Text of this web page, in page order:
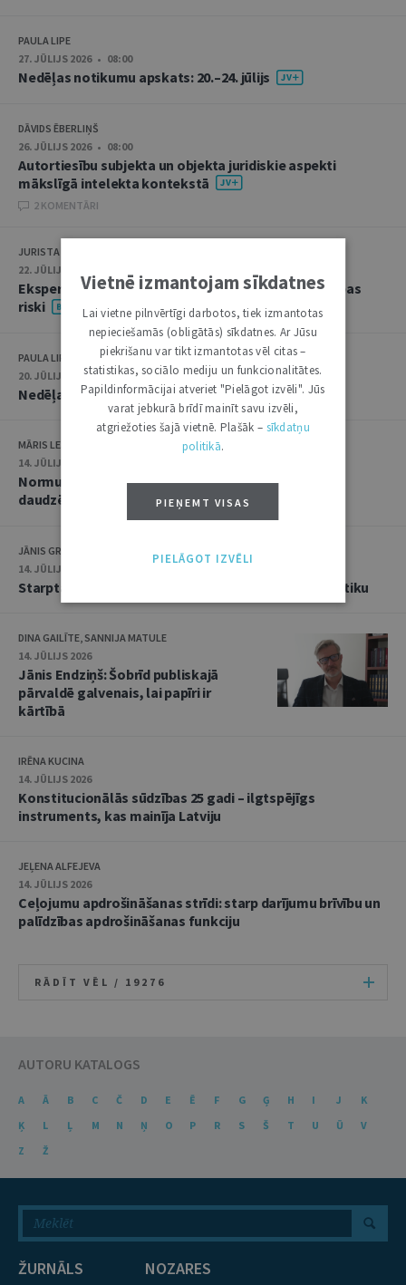
PAULA LIPE
27. JŪLIJS 2026 • 08:00
Nedēļas notikumu apskats: 20.–24. jūlijs
DĀVIDS ĒBERLIŅŠ
26. JŪLIJS 2026 • 08:00
Autortiesību subjekta un objekta juridiskie aspekti
mākslīgā intelekta kontekstā
2 KOMENTĀRI
JURISTA VĀRDS
22. JŪLIJS 2026 • 14:00
Ekspertu saruna jūlijā: krimināltiesības un būvniecības
riski
PAULA LIPE
20. JŪLIJS 2026 • 16:05
Nedēļas notikumu apskats: 13.–17. jūlijs
MĀRIS LEJA
14. JŪLIJS 2026
Normu konkurences un noziedzīgu nodarījumu
daudzējādības problemātika
JĀNIS GRASIS
14. JŪLIJS 2026
Starptautiskās tiesības: mazās valstis pret reālpolitiku
DINA GAILĪTE, SANNIJA MATULE
14. JŪLIJS 2026
Jānis Endziņš: Šobrīd publiskajā
pārvaldē galvenais, lai papīri ir
kārtībā
IRĒNA KUCINA
14. JŪLIJS 2026
Konstitucionālās sūdzības 25 gadi – ilgtspējīgs
instruments, kas mainīja Latviju
JEĻENA ALFEJEVA
14. JŪLIJS 2026
Ceļojumu apdrošināšanas strīdi: starp darījumu brīvību un
palīdzības apdrošināšanas funkciju
RĀDĪT VĒL / 19276
AUTORU KATALOGS
A Ā B C Č D E Ē F G Ģ H I J
K
Ķ
L Ļ M N Ņ O P R S Š T U Ū
V
Z
Ž
ŽURNĀLS
NOZARES
Vietnē izmantojam sīkdatnes
Lai vietne pilnvērtīgi darbotos, tiek izmantotas
nepieciešamās (obligātās) sīkdatnes. Ar Jūsu
piekrišanu var tikt izmantotas vēl citas –
statistikas, sociālo mediju un funkcionalitātes.
Papildinformācijai atveriet "Pielāgot izvēli". Jūs
varat jebkurā brīdī mainīt savu izvēli,
atgriežoties šajā vietnē. Plašāk – sīkdatņu
politikā.
PIEŅEMT VISAS
PIELĀGOT IZVĒLI